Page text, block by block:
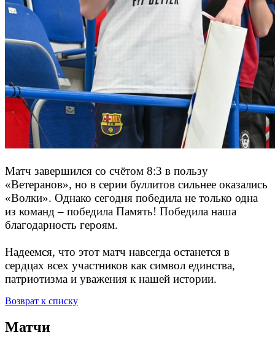
Матч завершился со счётом 8:3 в пользу
«Ветеранов», но в серии буллитов сильнее оказались
«Волки». Однако сегодня победила не только одна
из команд – победила Память! Победила наша
благодарность героям.
Надеемся, что этот матч навсегда останется в
сердцах всех участников как символ единства,
патриотизма и уважения к нашей истории.
Возврат к списку
Матчи